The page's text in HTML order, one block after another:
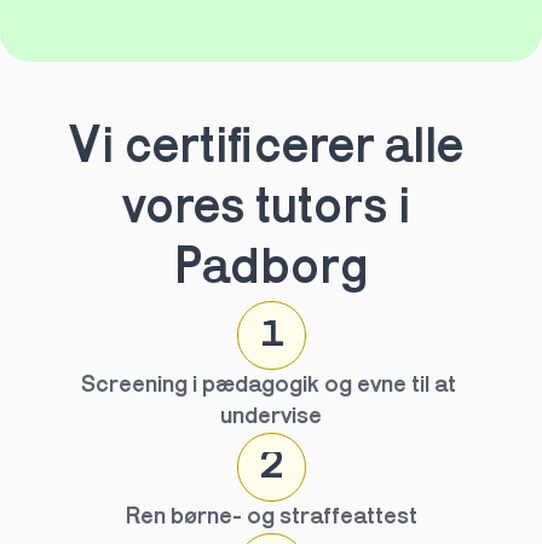
Vi certificerer alle
vores tutors i
Padborg
1
Screening i pædagogik og evne til at
undervise
2
Ren børne- og straffeattest